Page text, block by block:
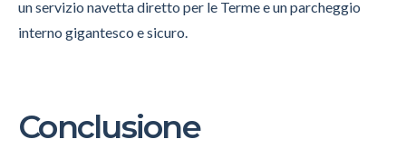
un servizio navetta diretto per le Terme e un parcheggio
interno gigantesco e sicuro.
Conclusione